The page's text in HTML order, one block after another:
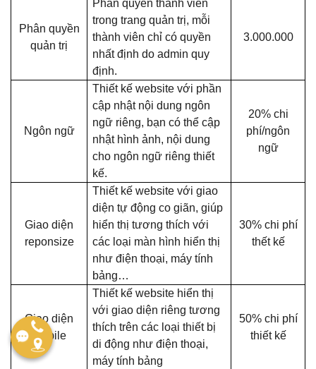
Phân quyền
quản trị
Phân quyền thành viên
trong trang quản trị, mỗi
thành viên chỉ có quyền
nhất định do admin quy
định.
3.000.000
Ngôn ngữ
Thiết kế website với phần
cập nhật nội dung ngôn
ngữ riêng, bạn có thể cập
nhật hình ảnh, nội dung
cho ngôn ngữ riêng thiết
kế.
20% chi
phí/ngôn
ngữ
Giao diện
reponsize
Thiết kế website với giao
diện tự động co giãn, giúp
hiển thị tương thích với
các loại màn hình hiển thị
như điện thoại, máy tính
bảng…
30% chi phí
thết kế
Giao diện
mobile
Thiết kế website hiển thị
với giao diện riêng tương
thích trên các loại thiết bị
di động như điện thoại,
máy tính bảng
50% chi phí
thiết kế